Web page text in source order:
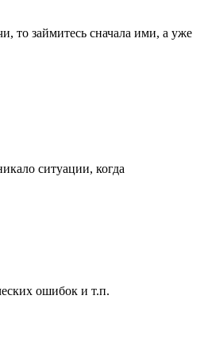
то займитесь сначала ими, а уже
ситуации, когда
ошибок и т.п.